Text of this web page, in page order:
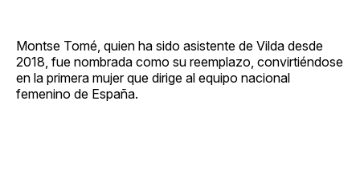
Montse Tomé, quien ha sido asistente de Vilda desde
2018, fue nombrada como su reemplazo, convirtiéndose
en la primera mujer que dirige al equipo nacional
femenino de España.